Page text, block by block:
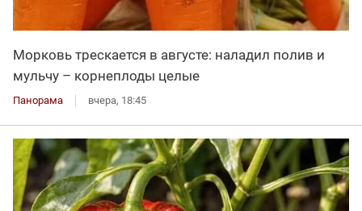
Морковь трескается в августе: наладил полив и
мульчу – корнеплоды целые
Панорама вчера, 18:45